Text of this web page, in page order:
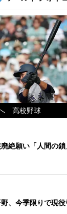
高校野球
絶願い「人間の
、今季限りで現